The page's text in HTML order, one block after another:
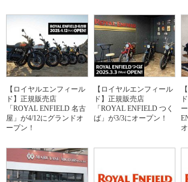
【ロイヤルエンフィール
ド】正規販売店
「ROYAL ENFIELD 名古
屋」が4/12にグランドオ
ープン！
【ロイヤルエンフィール
ド】正規販売店
「ROYAL ENFIELD つく
ば」が3/3にオープン！